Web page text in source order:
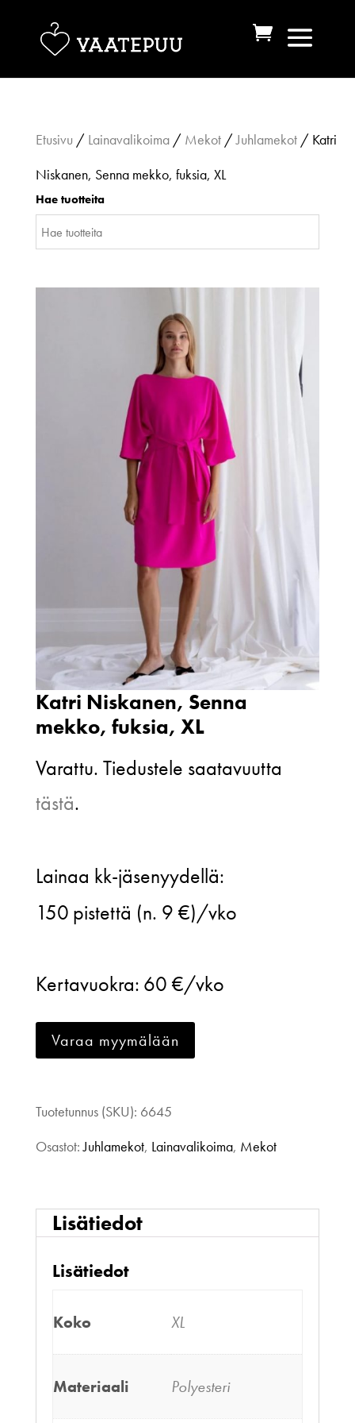
Etusivu / Lainavalikoima/ Mekot/Juhlamekot/ Katri
Niskanen, Senna mekko, fuksia, XL
Hae tuotteita
Katri Niskanen, Senna
mekko, fuksia, XL
Varattu. Tiedustele saatavuutta
tästä.
Niskanen,
Senna
fuksia,
XL
määrä
Lainaa kk-jäsenyydellä:
150 pistettä (n. 9 €)/vko
Kertavuokra: 60 €/vko
Varaa myymälään
Tuotetunnus (SKU): 6645
Osastot:Juhlamekot, Lainavalikoima, Mekot
Lisätiedot
Lisätiedot
Koko XL
Materiaali Polyesteri